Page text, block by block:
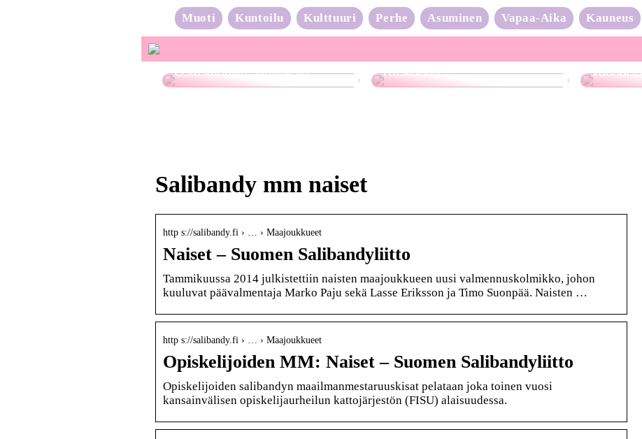
Muoti Kuntoilu Kulttuuri Perhe Asuminen Vapaa-Aika Kauneus
Osta kauniita sormuksia Raskaana?
Salibandy mm naiset
http s://salibandy.fi › … › Maajoukkueet
Naiset – Suomen Salibandyliitto
Tammikuussa 2014 julkistettiin naisten maajoukkueen uusi valmennuskolmikko, johon
kuuluvat päävalmentaja Marko Paju sekä Lasse Eriksson ja Timo Suonpää. Naisten …
http s://salibandy.fi › … › Maajoukkueet
Opiskelijoiden MM: Naiset – Suomen Salibandyliitto
Opiskelijoiden salibandyn maailmanmestaruuskisat pelataan joka toinen vuosi
kansainvälisen opiskelijaurheilun kattojärjestön (FISU) alaisuudessa.